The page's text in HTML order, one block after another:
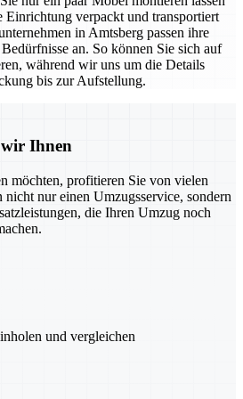
Einrichtung verpackt und transportiert
in Amtsberg passen ihre
an. So können Sie sich auf
während wir uns um die Details
bis zur Aufstellung.
wir Ihnen
möchten, profitieren Sie von vielen
nur einen Umzugsservice, sondern
die Ihren Umzug noch
und vergleichen